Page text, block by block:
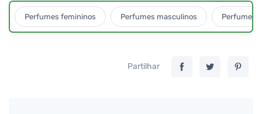
Perfumes femininos Perfumes masculinos Perfumes
Partilhar